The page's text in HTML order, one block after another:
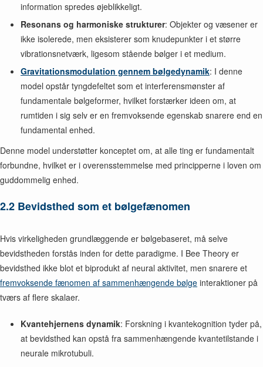
information spredes øjeblikkeligt.
Resonans og harmoniske strukturer: Objekter og væsener er
ikke isolerede, men eksisterer som knudepunkter i et større
vibrationsnetværk, ligesom stående bølger i et medium.
Gravitationsmodulation gennem bølgedynamik: I denne
model opstår tyngdefeltet som et interferensmønster af
fundamentale bølgeformer, hvilket forstærker ideen om, at
rumtiden i sig selv er en fremvoksende egenskab snarere end en
fundamental enhed.
Denne model understøtter konceptet om, at alle ting er fundamentalt
forbundne, hvilket er i overensstemmelse med principperne i loven om
guddommelig enhed.
2.2 Bevidsthed som et bølgefænomen
Hvis virkeligheden grundlæggende er bølgebaseret, må selve
bevidstheden forstås inden for dette paradigme. I Bee Theory er
bevidsthed ikke blot et biprodukt af neural aktivitet, men snarere et
fremvoksende fænomen af sammenhængende bølge interaktioner på
tværs af flere skalaer.
Kvantehjernens dynamik: Forskning i kvantekognition tyder på,
at bevidsthed kan opstå fra sammenhængende kvantetilstande i
neurale mikrotubuli.